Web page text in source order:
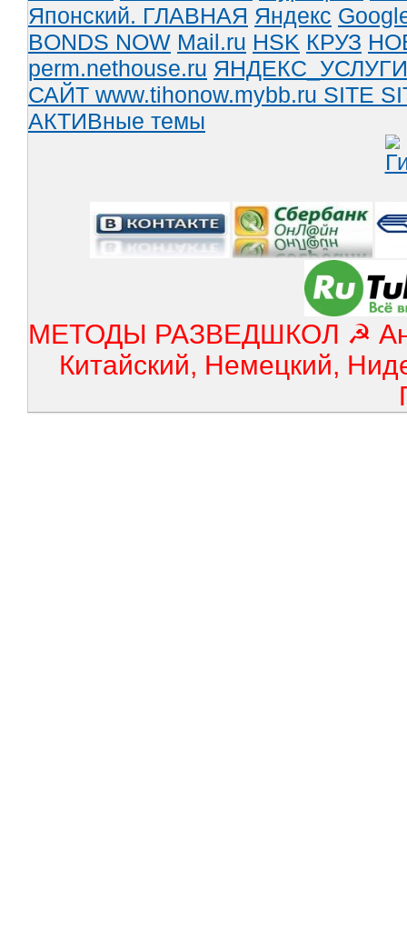
Японский. ГЛАВНАЯ Яндекс
BONDS NOW Mail.ru HSK КРУЗ
perm.nethouse.ru ЯНДЕКС_УСЛУГИ
САЙТ www.tihonow.mybb.ru SITE
АКТИВные темы
МЕТОДЫ РАЗВЕДШКОЛ ☭
Китайский, Немецкий,